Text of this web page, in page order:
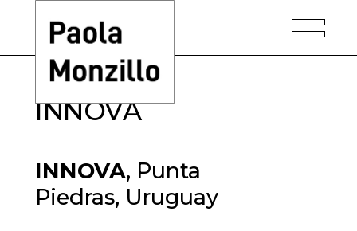
INNOVA
INNOVA, Punta
Piedras, Uruguay